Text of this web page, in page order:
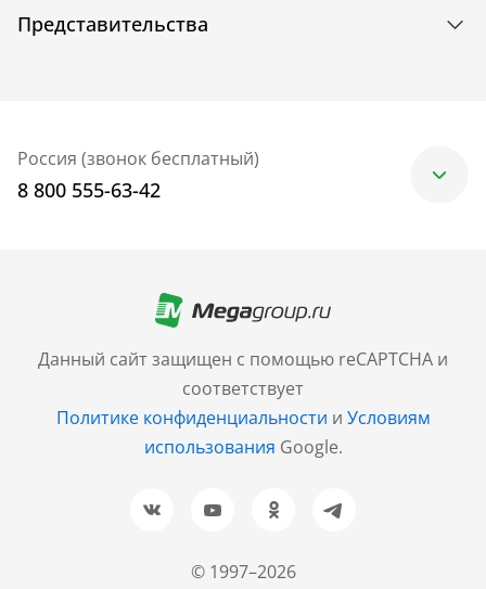
© 1997–2026
Данный сайт защищен с помощью reCAPTCHA и
соответствует
Политике конфиденциальности и Условиям
использования Google.
Представительства
Россия (звонок бесплатный)
8 800 555-63-42
+7 (499) 705-30-10
Санкт-Петербург
+7 (812) 600-77-33
Барнаул
+7 (961) 999-93-93
Новосибирск